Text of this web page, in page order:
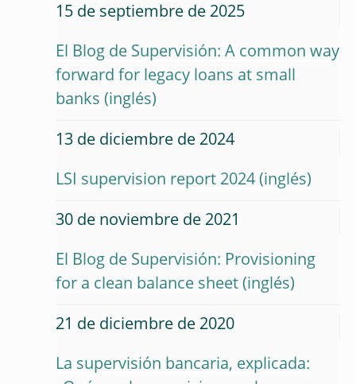
15 de septiembre de 2025
El Blog de Supervisión: A common way
forward for legacy loans at small
banks
13 de diciembre de 2024
LSI supervision report 2024
30 de noviembre de 2021
El Blog de Supervisión: Provisioning
for a clean balance sheet
21 de diciembre de 2020
La supervisión bancaria, explicada: